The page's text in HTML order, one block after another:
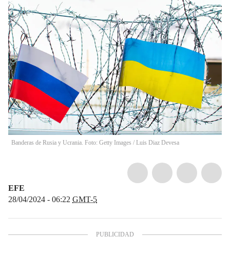
Banderas de Rusia y Ucrania. Foto: Getty Images / Luis Diaz Devesa
EFE
28/04/2024 - 06:22 GMT-5